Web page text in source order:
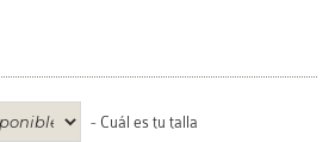
- Cuál es tu talla